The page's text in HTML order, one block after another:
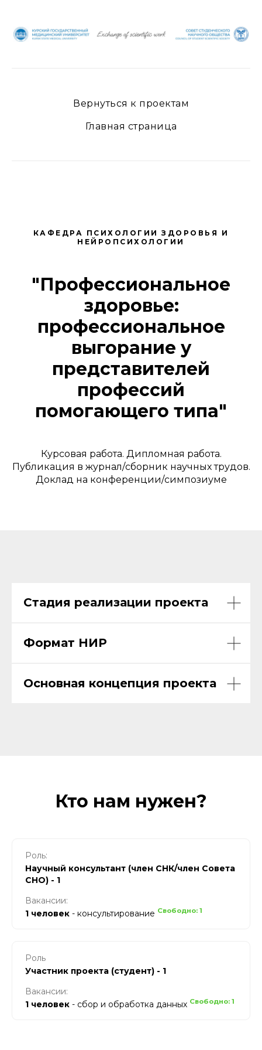
Вернуться к проектам
Главная страница
КАФЕДРА ПСИХОЛОГИИ ЗДОРОВЬЯ И
НЕЙРОПСИХОЛОГИИ
"Профессиональное
здоровье:
профессиональное
выгорание у
представителей
профессий
помогающего типа"
Курсовая работа. Дипломная работа.
Публикация в журнал/сборник научных трудов.
Доклад на конференции/симпозиуме
Стадия реализации проекта
Формат НИР
Основная концепция проекта
Кто нам нужен?
Роль:
Научный консультант (член СНК/член Совета
СНО) - 1
Вакансии:
1 человек - консультирование Свободно: 1
Роль
Участник проекта (студент) - 1
Вакансии:
1 человек - сбор и обработка данных Свободно: 1